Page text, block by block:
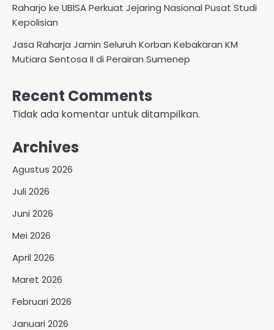
Raharjo ke UBISA Perkuat Jejaring Nasional Pusat Studi
Kepolisian
Jasa Raharja Jamin Seluruh Korban Kebakaran KM
Mutiara Sentosa II di Perairan Sumenep
Recent Comments
Tidak ada komentar untuk ditampilkan.
Archives
Agustus 2026
Juli 2026
Juni 2026
Mei 2026
April 2026
Maret 2026
Februari 2026
Januari 2026